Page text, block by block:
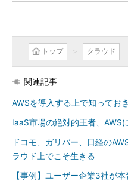
トップ クラウド
関連記事
AWSを導入する上で知ってお
IaaS市場の絶対的王者、AWS
ドコモ、ガリバー、日経の
ラウド上でこそ生きる
【事例】ユーザー企業3社が